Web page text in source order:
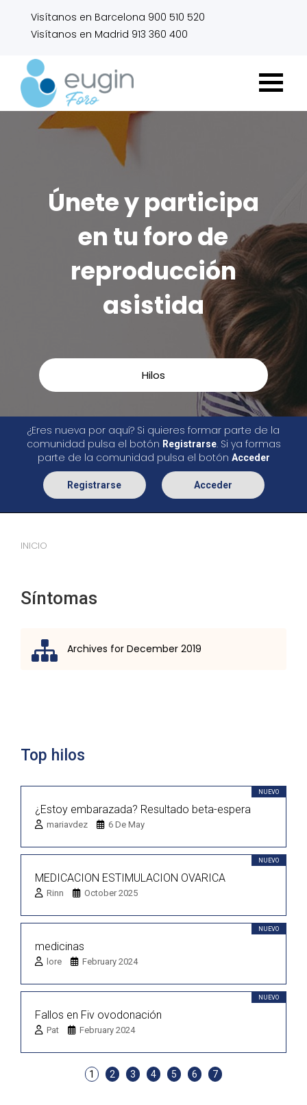
Visítanos en Barcelona 900 510 520
Visítanos en Madrid 913 360 400
Únete y participa
en tu foro de
reproducción
asistida
Hilos
¿Eres nueva por aquí? Si quieres formar parte de la
comunidad pulsa el botón Registrarse. Si ya formas
parte de la comunidad pulsa el botón Acceder
Registrarse Acceder
INICIO
Síntomas
Archives for December 2019
Top hilos
NUEVO
¿Estoy embarazada? Resultado beta-espera
mariavdez 6 De May
NUEVO
MEDICACION ESTIMULACION OVARICA
Rinn October 2025
NUEVO
medicinas
lore February 2024
NUEVO
Fallos en Fiv ovodonación
Pat February 2024
1 2 3 4 5 6 7